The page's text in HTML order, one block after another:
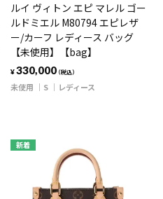
ルイ ヴィトン エピ マレル ゴー
ルドミエル M80794 エピレザ
ー/カーフ レディース バッグ
【未使用】【bag】
¥330,000（税込）
未使用 S レディース
新着